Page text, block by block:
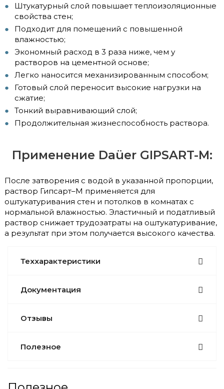
Штукатурный слой повышает теплоизоляционные
свойства стен;
Подходит для помещений с повышенной
влажностью;
Экономный расход в 3 раза ниже, чем у
растворов на цементной основе;
Легко наносится механизированным способом;
Готовый слой переносит высокие нагрузки на
сжатие;
Тонкий выравнивающий слой;
Продолжительная жизнеспособность раствора.
Применение Daüer GIPSART-М:
После затворения с водой в указанной пропорции,
раствор Гипсарт–М применяется для
оштукатуривания стен и потолков в комнатах с
нормальной влажностью. Эластичный и податливый
раствор снижает трудозатраты на оштукатуривание,
а результат при этом получается высокого качества.
Теххарактеристики
Документация
Отзывы
Полезное